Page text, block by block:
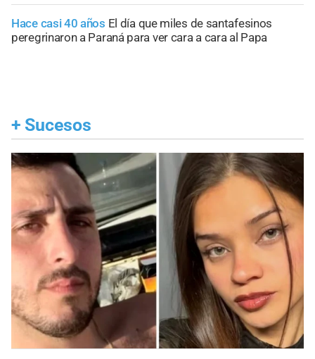
Hace casi 40 años El día que miles de santafesinos
peregrinaron a Paraná para ver cara a cara al Papa
+ Sucesos